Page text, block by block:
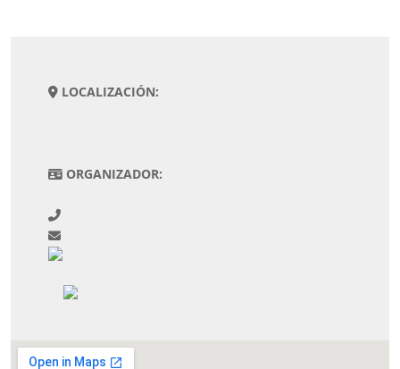
LOCALIZACIÓN:
ORGANIZADOR: